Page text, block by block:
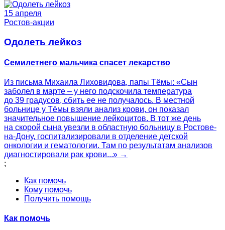
15 апреля
Ростов-акции
Одолеть лейкоз
Семилетнего мальчика спасет лекарство
Из письма Михаила Лиховидова, папы Тёмы: «Сын
заболел в марте – у него подскочила температура
до 39 градусов, сбить ее не получалось. В местной
больнице у Тёмы взяли анализ крови, он показал
значительное повышение лейкоцитов. В тот же день
на скорой сына увезли в областную больницу в Ростове-
на-Дону, госпитализировали в отделение детской
онкологии и гематологии. Там по результатам анализов
диагностировали рак крови...» →
;
Как помочь
Кому помочь
Получить помощь
Как помочь